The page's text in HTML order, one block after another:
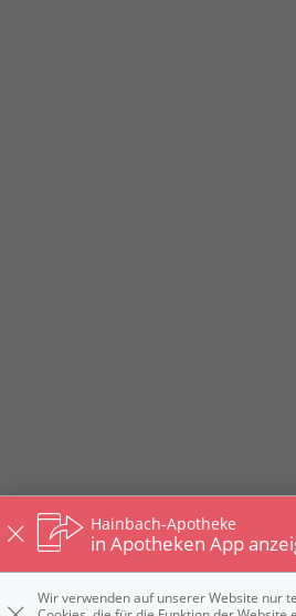
Hainbach-Apotheke
in Apotheken App
Wir verwenden auf unserer Website nur